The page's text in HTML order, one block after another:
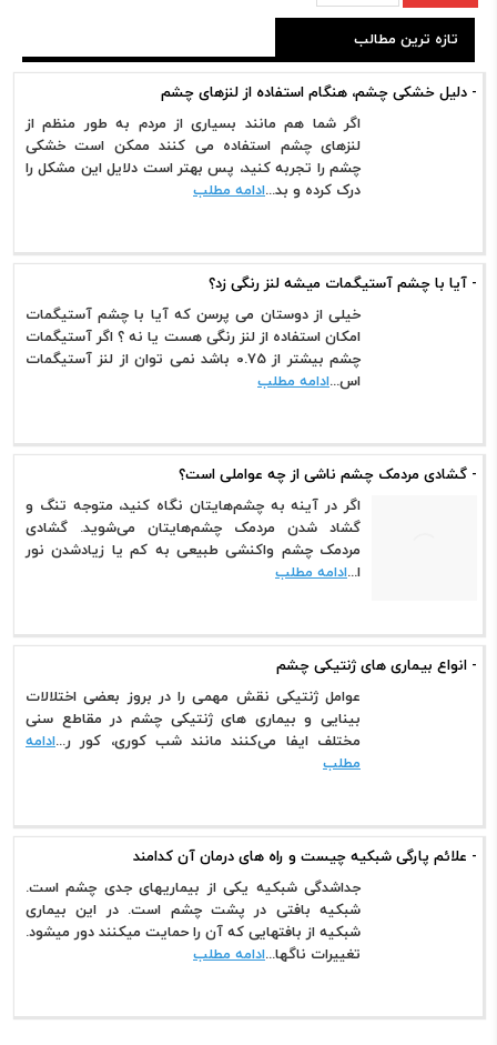
تازه ترین مطالب
- دلیل خشکی چشم، هنگام استفاده از لنزهای چشم
اگر شما هم مانند بسیاری از مردم به طور منظم از
لنزهای چشم استفاده می کنند ممکن است خشکی
چشم را تجربه کنید، پس بهتر است دلایل این مشکل را
درک کرده و بد...ادامه مطلب
- آیا با چشم آستیگمات میشه لنز رنگی زد؟
خیلی از دوستان می پرسن که آیا با چشم آستیگمات
امکان استفاده از لنز رنگی هست یا نه ؟ اگر آستیگمات
چشم بیشتر از 0.75 باشد نمی توان از لنز آستیگمات
اس...ادامه مطلب
- گشادی مردمک چشم ناشی از چه عواملی است؟
اگر در آینه به چشم‌هایتان نگاه کنید، متوجه تنگ و
گشاد شدن مردمک چشم‌هایتان می‌شوید. گشادی
مردمک چشم واکنشی طبیعی به کم یا زیادشدن نور
ا...ادامه مطلب
- انواع بیماری های ژنتیکی چشم
عوامل ژنتیکی نقش مهمی را در بروز بعضی اختلالات
بینایی و بیماری های ژنتیکی چشم در مقاطع سنی
مختلف ایفا می‌کنند مانند شب کوری، کور ر...ادامه
مطلب
- علائم پارگی شبکیه چیست و راه های درمان آن کدامند
جداشدگی شبکیه یکی از بیماریهای جدی چشم است.
شبکیه بافتی در پشت چشم است. در این بیماری
شبکیه از بافتهایی که آن را حمایت میکنند دور میشود.
تغییرات ناگها...ادامه مطلب